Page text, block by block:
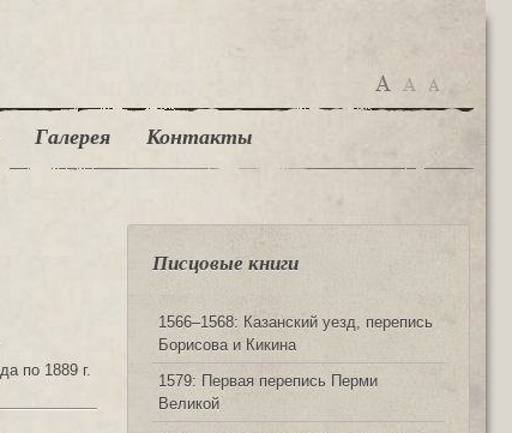
Галерея Контакты
по 1889 г.
Писцовые книги
1566‒1568: Казанский уезд, перепись
Борисова и Кикина
1579: Первая перепись Перми
Великой